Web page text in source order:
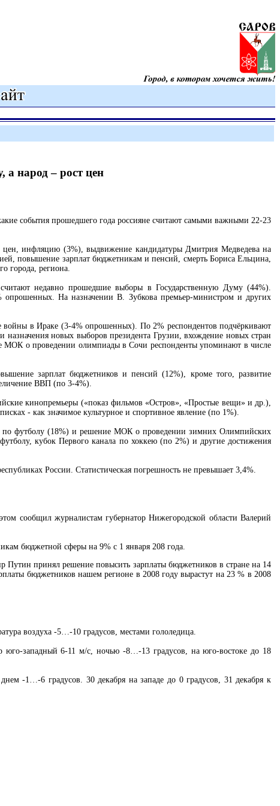
народ – рост цен
события прошедшего года россияне считают самыми важными 22-23
цен, инфляцию (3%), выдвижение кандидатуры Дмитрия Медведева на
повышение зарплат бюджетникам и пенсий, смерть Бориса Ельцина,
города, региона.
недавно прошедшие выборы в Государственную Думу (44%).
На назначении В. Зубкова премьер-министром и других
в Ираке (3-4% опрошенных). По 2% респондентов подчёркивают
новых выборов президента Грузии, вхождение новых стран
МОК о проведении олимпиады в Сочи респонденты упоминают в числе
зарплат бюджетников и пенсий (12%), кроме того, развитие
ВВП (по 3-4%).
кинопремьеры («показ фильмов «Остров», «Простые вещи» и др.),
- как значимое культурное и спортивное явление (по 1%).
по футболу (18%) и решение МОК о проведении зимних Олимпийских
кубок Первого канала по хоккею (по 2%) и другие достижения
России. Статистическая погрешность не превышает 3,4%.
сообщил журналистам губернатор Нижегородской области Валерий
бюджетной сферы на 9% с 1 января 208 года.
принял решение повысить зарплаты бюджетников в стране на 14
бюджетников нашем регионе в 2008 году вырастут на 23 % в 2008
воздуха -5…-10 градусов, местами гололедица.
юго-западный 6-11 м/с, ночью -8…-13 градусов, на юго-востоке до 18
-1…-6 градусов. 30 декабря на западе до 0 градусов, 31 декабря к